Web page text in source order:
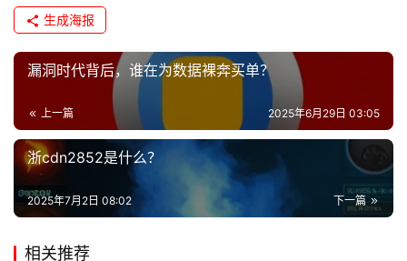
生成海报
漏洞时代背后，谁在为数据裸奔买单？
上一篇 2025年6月29日 03:05
浙cdn2852是什么？
下一篇
2025年7月2日 08:02
相关推荐